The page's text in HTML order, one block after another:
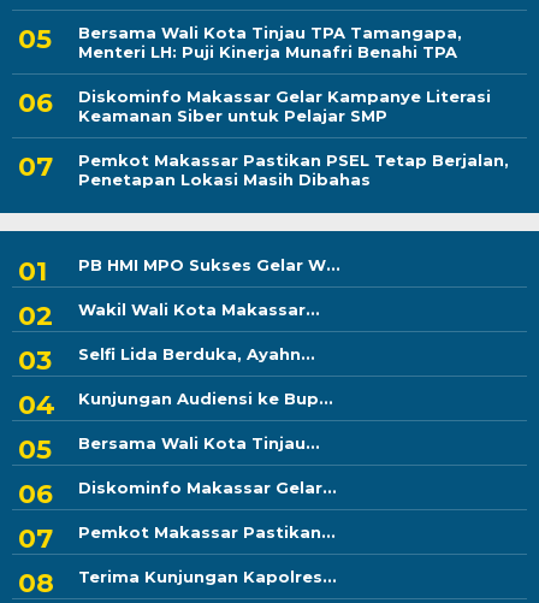
Bersama Wali Kota Tinjau TPA Tamangapa,
Menteri LH: Puji Kinerja Munafri Benahi TPA
Diskominfo Makassar Gelar Kampanye Literasi
Keamanan Siber untuk Pelajar SMP
Pemkot Makassar Pastikan PSEL Tetap Berjalan,
Penetapan Lokasi Masih Dibahas
PB HMI MPO Sukses Gelar W...
Wakil Wali Kota Makassar...
Selfi Lida Berduka, Ayahn...
Kunjungan Audiensi ke Bup...
Bersama Wali Kota Tinjau...
Diskominfo Makassar Gelar...
Pemkot Makassar Pastikan...
Terima Kunjungan Kapolres...